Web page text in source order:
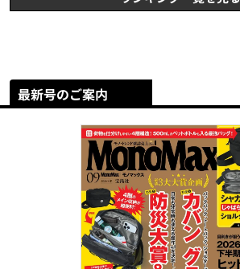
最新号のご案内